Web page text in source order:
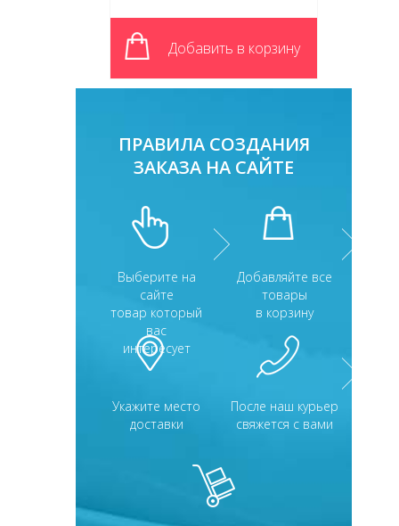
Добавить в корзину
ПРАВИЛА СОЗДАНИЯ
ЗАКАЗА НА САЙТЕ
Выберите на
сайте
товар который
вас
интересует
Добавляйте все
товары
в корзину
Укажите место
доставки
После наш курьер
свяжется с вами